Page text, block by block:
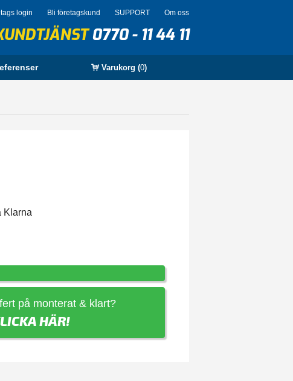
login Bli företagskund SUPPORT Om oss
0770 - 11 44 11
Varukorg (0)
Klarna
på monterat & klart?
HÄR!